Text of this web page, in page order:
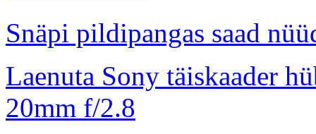
Snäpi pildipangas saad
Laenuta Sony täiskaader
20mm f/2.8